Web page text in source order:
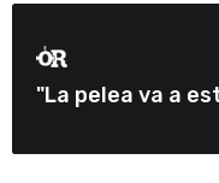
"La pelea va a